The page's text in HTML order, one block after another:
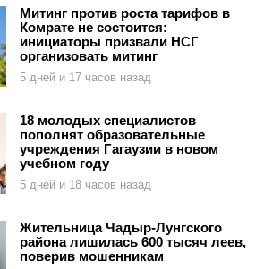
Митинг против роста тарифов в
Комрате не состоится:
инициаторы призвали НСГ
организовать митинг
5 дней и 17 часов назад
18 молодых специалистов
пополнят образовательные
учреждения Гагаузии в новом
учебном году
5 дней и 18 часов назад
Жительница Чадыр-Лунгского
района лишилась 600 тысяч леев,
поверив мошенникам